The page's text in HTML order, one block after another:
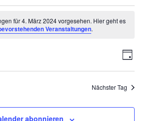
für 4. März 2024 vorgesehen. Hier geht es
Veranstaltungen.
Tag
Nächster Tag
abonnieren